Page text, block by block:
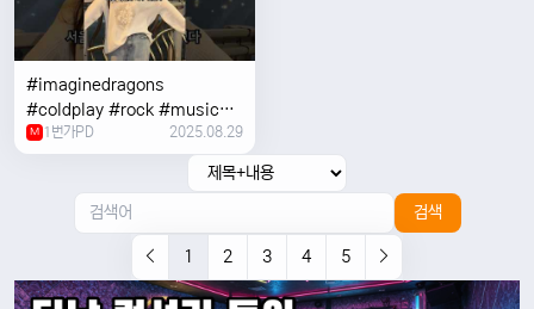
#imaginedragons
#coldplay #rock #music
#concert
M 1번가PD 2025.08.29
검색
1 2 3 4 5